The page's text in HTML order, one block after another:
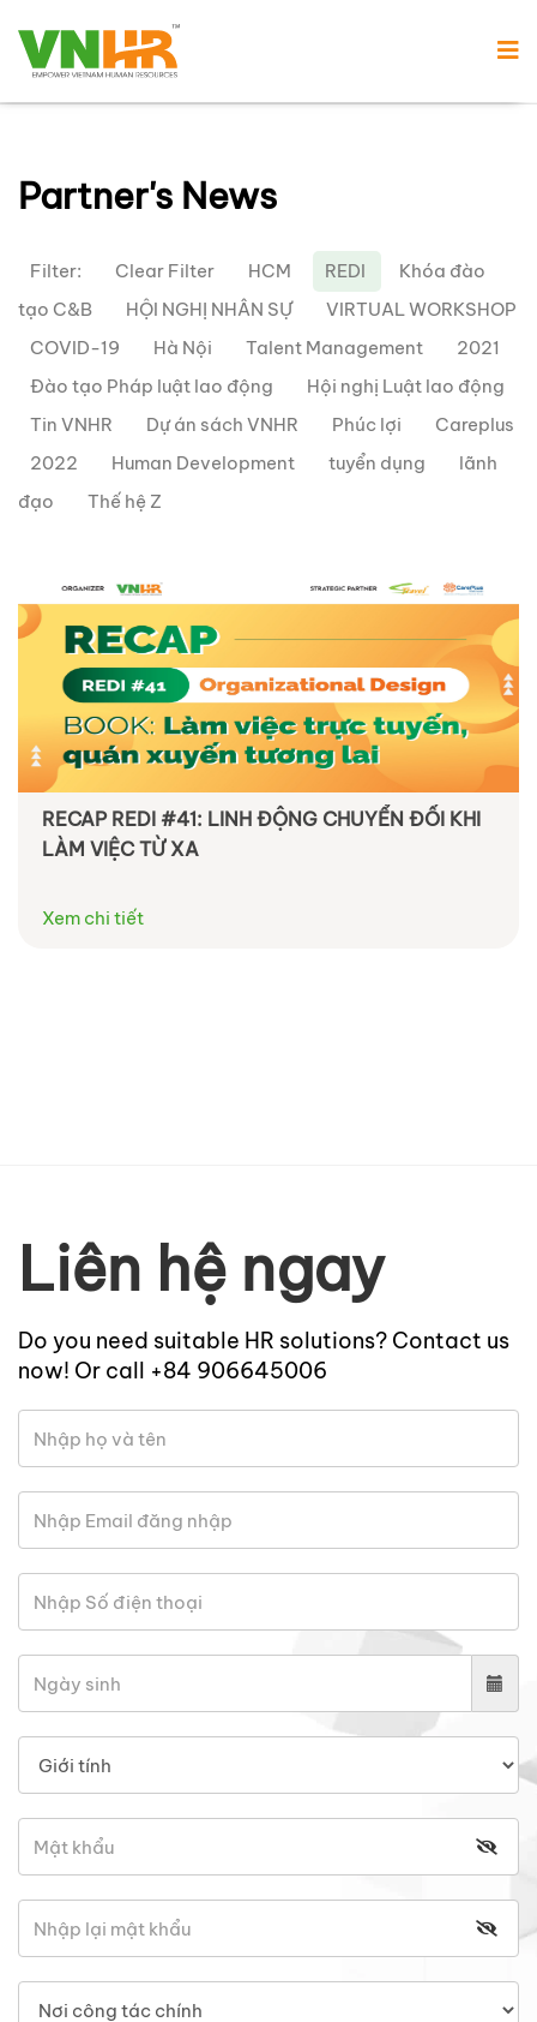
Partner's News
Filter: Clear Filter HCM REDI
Khóa đào
tạo C&B
HỘI NGHỊ NHÂN SỰ
VIRTUAL WORKSHOP
COVID-19
Hà Nội Talent Management
2021
Đào tạo Pháp luật lao động
Hội nghị Luật lao động
Tin VNHR
Dự án sách VNHR Phúc lợi
Careplus
2022
Human Development tuyển dụng
lãnh
đạo
Thế hệ Z
RECAP REDI #41: LINH ĐỘNG CHUYỂN ĐỔI KHI
LÀM VIỆC TỪ XA
Xem chi tiết
Liên hệ ngay
Do you need suitable HR solutions? Contact us
now! Or call +84 906645006